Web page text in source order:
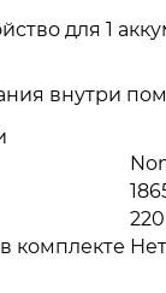
для 1
внутри
комплекте Нет